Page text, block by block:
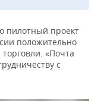
пилотный проект
положительно
«Почта
с